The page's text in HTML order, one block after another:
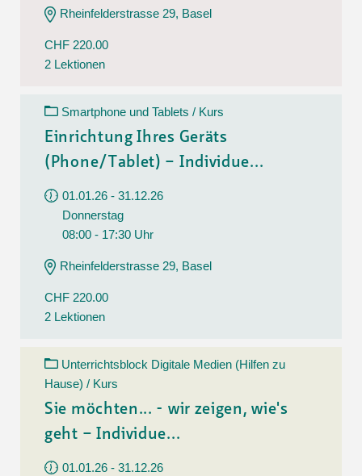
Rheinfelderstrasse 29, Basel
CHF 220.00
2 Lektionen
Smartphone und Tablets / Kurs
Einrichtung Ihres Geräts
(Phone/Tablet) – Individue...
01.01.26 - 31.12.26
Donnerstag
08:00 - 17:30 Uhr
Rheinfelderstrasse 29, Basel
CHF 220.00
2 Lektionen
Unterrichtsblock Digitale Medien (Hilfen zu
Hause) / Kurs
Sie möchten... - wir zeigen, wie's
geht – Individue...
01.01.26 - 31.12.26